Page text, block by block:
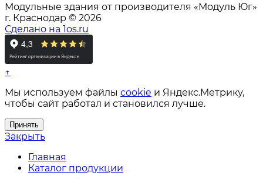
Модульные здания от производителя «Модуль Юг»
г. Краснодар © 2026
Сделано на 1os.ru
↑
Мы используем файлы cookie и Яндекс.Метрику,
чтобы сайт работал и становился лучше.
Принять
Закрыть
Главная
Каталог продукции